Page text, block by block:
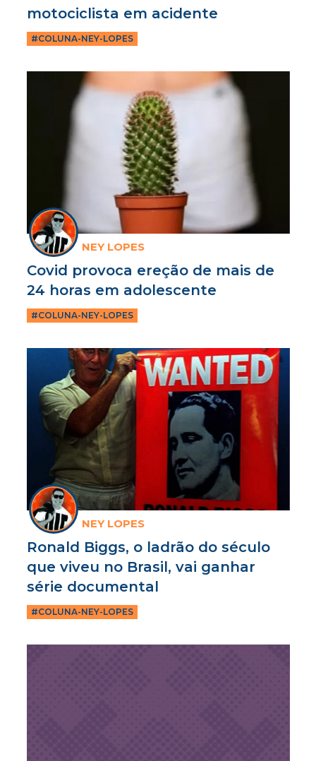
motociclista em acidente
#COLUNA-NEY-LOPES
NEY LOPES
Covid provoca ereção de mais de
24 horas em adolescente
#COLUNA-NEY-LOPES
NEY LOPES
Ronald Biggs, o ladrão do século
que viveu no Brasil, vai ganhar
série documental
#COLUNA-NEY-LOPES